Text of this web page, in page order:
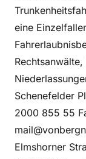
eine
Schenefelder
2000 855 55
Elmshorner